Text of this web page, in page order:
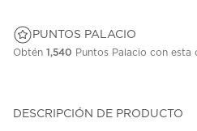
PUNTOS PALACIO
Obtén 1,540 Puntos Palacio con esta
DESCRIPCIÓN DE PRODUCTO